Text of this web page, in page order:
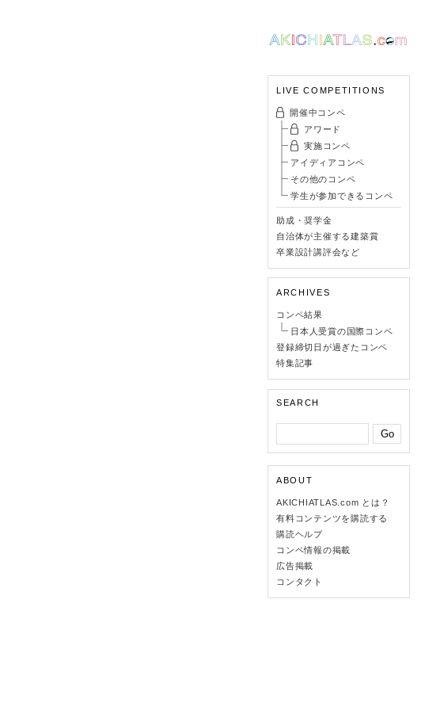
LIVE COMPETITIONS
開催中コンペ
アワード
実施コンペ
アイディアコンペ
その他のコンペ
学生が参加できるコンペ
助成・奨学金
自治体が主催する建築賞
卒業設計講評会など
ARCHIVES
コンペ結果
日本人受賞の国際コンペ
登録締切日が過ぎたコンペ
特集記事
SEARCH
ABOUT
AKICHIATLAS.com とは？
有料コンテンツを購読する
購読ヘルプ
コンペ情報の掲載
広告掲載
コンタクト